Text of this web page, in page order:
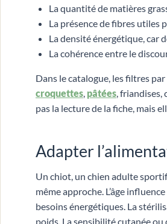
La quantité de matières
La présence de fibres utiles
La densité énergétique, car
La cohérence entre le
Dans le catalogue, les filtres
croquettes, pâtées, friandises,
pas la lecture de la fiche, mais
Adapter
Un chiot, un chien adulte
même approche. L’âge
besoins énergétiques. La
poids. La sensibilité cutanée